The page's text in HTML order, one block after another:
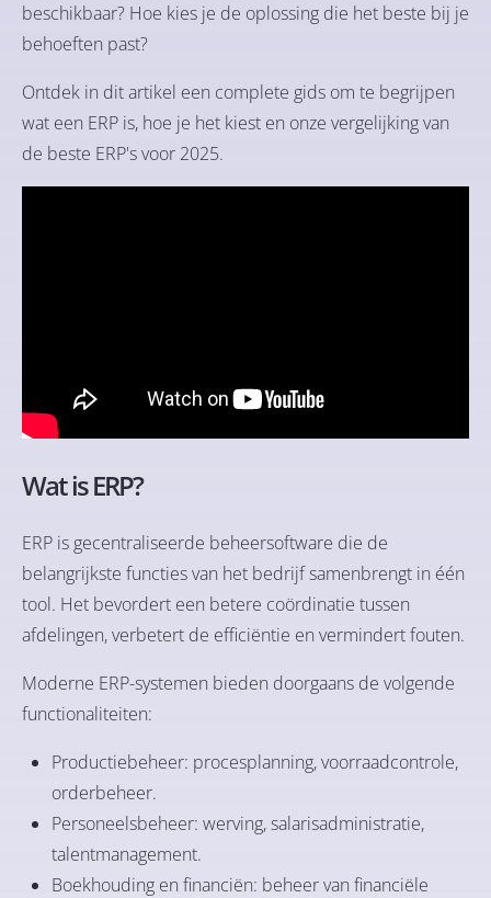
beschikbaar? Hoe kies je de oplossing die het beste bij je
behoeften past?
Ontdek in dit artikel een complete gids om te begrijpen
wat een ERP is, hoe je het kiest en onze vergelijking van
de beste ERP's voor 2025.
Wat is ERP?
ERP is gecentraliseerde beheersoftware die de
belangrijkste functies van het bedrijf samenbrengt in één
tool. Het bevordert een betere coördinatie tussen
afdelingen, verbetert de efficiëntie en vermindert fouten.
Moderne ERP-systemen bieden doorgaans de volgende
functionaliteiten:
Productiebeheer: procesplanning, voorraadcontrole,
orderbeheer.
Personeelsbeheer: werving, salarisadministratie,
talentmanagement.
Boekhouding en financiën: beheer van financiële